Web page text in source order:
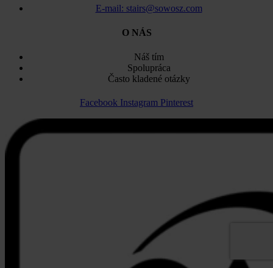
E-mail: stairs@sowosz.com
O NÁS
Náš tím
Spolupráca
Často kladené otázky
Facebook Instagram Pinterest